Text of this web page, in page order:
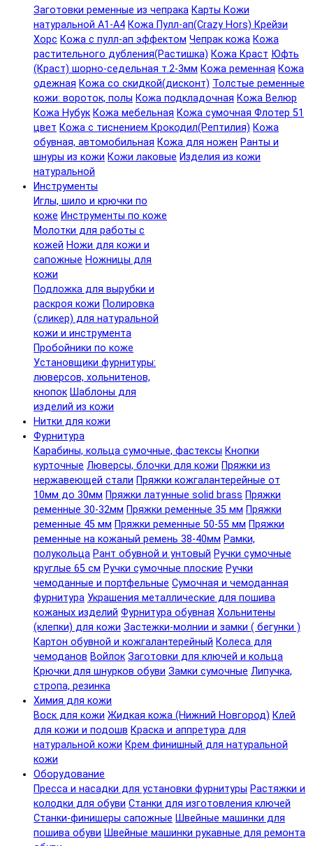
Заготовки ременные из чепрака Карты Кожи
натуральной А1-А4 Кожа Пулл-ап(Crazy Hors) Крейзи
Хорс Кожа с пулл-ап эффектом Чепрак кожа Кожа
растительного дубления(Растишка) Кожа Краст Юфть
(Краст) шорно-седельная т.2-3мм Кожа ременная Кожа
одежная Кожа со скидкой(дисконт) Толстые ременные
кожи: вороток, полы Кожа подкладочная Кожа Велюр
Кожа Нубук Кожа мебельная Кожа сумочная Флотер 51
цвет Кожа с тиснением Крокодил(Рептилия) Кожа
обувная, автомобильная Кожа для ножен Ранты и
шнуры из кожи Кожи лаковые Изделия из кожи
натуральной
Инструменты
Иглы, шило и крючки по
коже Инструменты по коже
Молотки для работы с
кожей Ножи для кожи и
сапожные Ножницы для
кожи
Подложка для вырубки и
раскроя кожи Полировка
(сликер) для натуральной
кожи и инструмента
Пробойники по коже
Установщики фурнитуры:
люверсов, хольнитенов,
кнопок Шаблоны для
изделий из кожи
Нитки для кожи
Фурнитура
Карабины, кольца сумочные, фастексы Кнопки
курточные Люверсы, блочки для кожи Пряжки из
нержавеющей стали Пряжки кожгалантерейные от
10мм до 30мм Пряжки латунные solid brass Пряжки
ременные 30-32мм Пряжки ременные 35 мм Пряжки
ременные 45 мм Пряжки ременные 50-55 мм Пряжки
ременные на кожаный ремень 38-40мм Рамки,
полукольца Рант обувной и унтовый Ручки сумочные
круглые 65 см Ручки сумочные плоские Ручки
чемоданные и портфельные Сумочная и чемоданная
фурнитура Украшения металлические для пошива
кожаных изделий Фурнитура обувная Хольнитены
(клепки) для кожи Застежки-молнии и замки ( бегунки )
Картон обувной и кожгалантерейный Колеса для
чемоданов Войлок Заготовки для ключей и кольца
Крючки для шнурков обуви Замки сумочные Липучка,
стропа, резинка
Химия для кожи
Воск для кожи Жидкая кожа (Нижний Новгород) Клей
для кожи и подошв Краска и аппретура для
натуральной кожи Крем финишный для натуральной
кожи
Оборудование
Пресса и насадки для установки фурнитуры Растяжки и
колодки для обуви Станки для изготовления ключей
Станки-финишеры сапожные Швейные машинки для
пошива обуви Швейные машинки рукавные для ремонта